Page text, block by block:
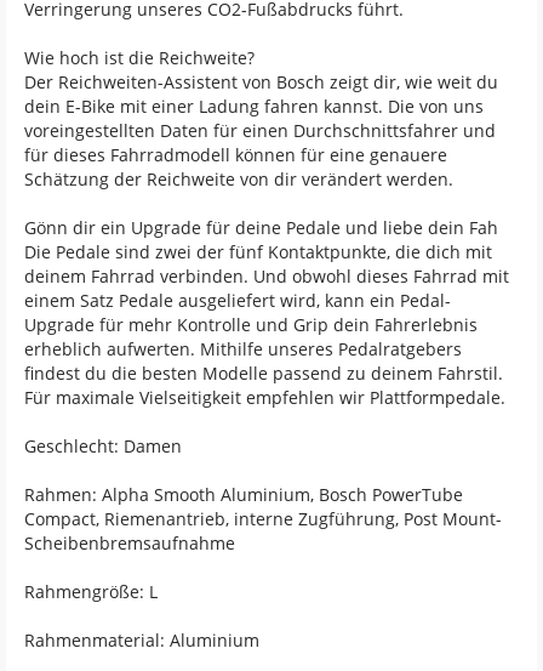
Verringerung unseres CO2-Fußabdrucks führt.
Wie hoch ist die Reichweite?
Der Reichweiten-Assistent von Bosch zeigt dir, wie weit du
dein E-Bike mit einer Ladung fahren kannst. Die von uns
voreingestellten Daten für einen Durchschnittsfahrer und
für dieses Fahrradmodell können für eine genauere
Schätzung der Reichweite von dir verändert werden.
Gönn dir ein Upgrade für deine Pedale und liebe dein Fah
Die Pedale sind zwei der fünf Kontaktpunkte, die dich mit
deinem Fahrrad verbinden. Und obwohl dieses Fahrrad mit
einem Satz Pedale ausgeliefert wird, kann ein Pedal-
Upgrade für mehr Kontrolle und Grip dein Fahrerlebnis
erheblich aufwerten. Mithilfe unseres Pedalratgebers
findest du die besten Modelle passend zu deinem Fahrstil.
Für maximale Vielseitigkeit empfehlen wir Plattformpedale.
Geschlecht: Damen
Rahmen: Alpha Smooth Aluminium, Bosch PowerTube
Compact, Riemenantrieb, interne Zugführung, Post Mount-
Scheibenbremsaufnahme
Rahmengröße: L
Rahmenmaterial: Aluminium